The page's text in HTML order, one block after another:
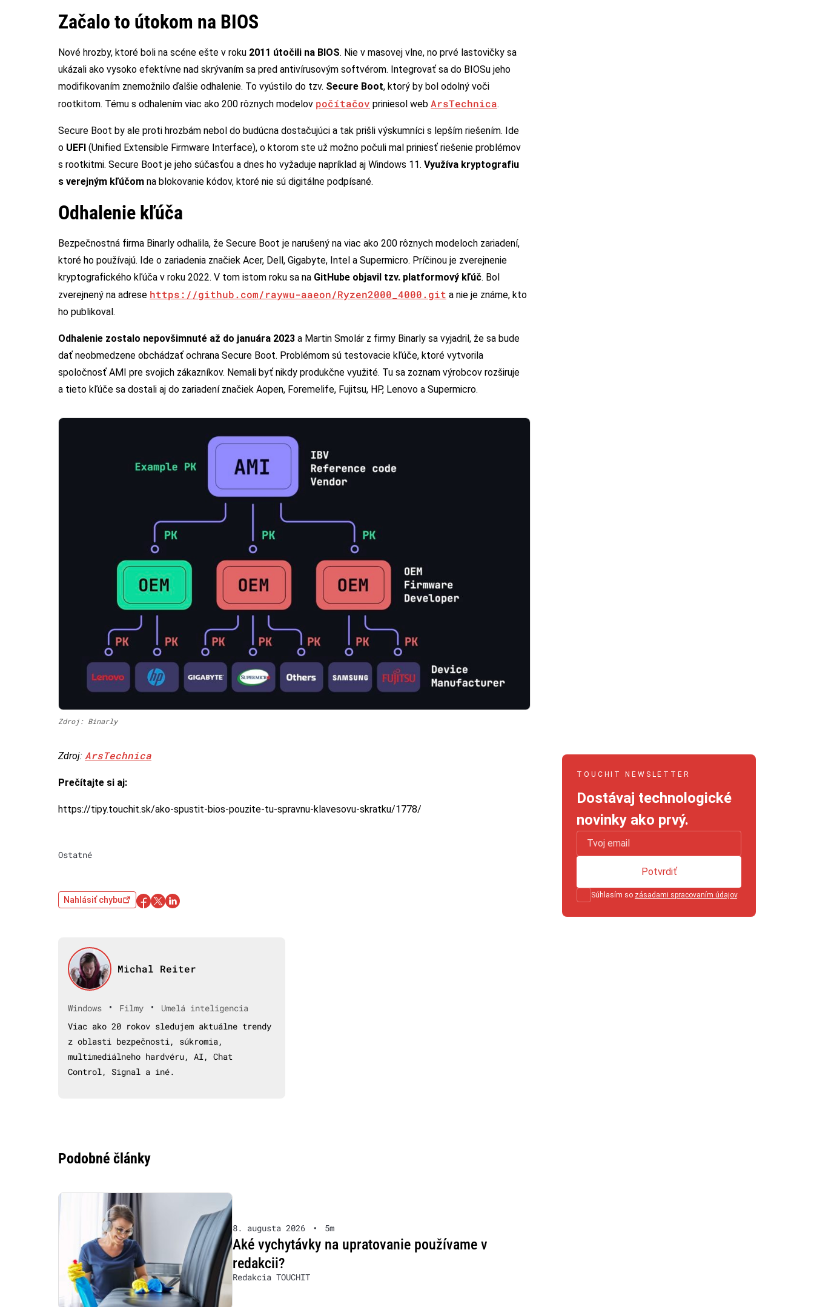
Začalo to útokom na BIOS
Nové hrozby, ktoré boli na scéne ešte v roku 2011 útočili na BIOS. Nie v masovej vlne, no prvé lastovičky sa
ukázali ako vysoko efektívne nad skrývaním sa pred antivírusovým softvérom. Integrovať sa do BIOSu jeho
modifikovaním znemožnilo ďalšie odhalenie. To vyústilo do tzv. Secure Boot, ktorý by bol odolný voči
rootkitom. Tému s odhalením viac ako 200 rôznych modelov počítačov priniesol web ArsTechnica.
Secure Boot by ale proti hrozbám nebol do budúcna dostačujúci a tak prišli výskumníci s lepším riešením. Ide
o UEFI (Unified Extensible Firmware Interface), o ktorom ste už možno počuli mal priniesť riešenie problémov
s rootkitmi. Secure Boot je jeho súčasťou a dnes ho vyžaduje napríklad aj Windows 11. Využíva kryptografiu
s verejným kľúčom na blokovanie kódov, ktoré nie sú digitálne podpísané.
Odhalenie kľúča
Bezpečnostná firma Binarly odhalila, že Secure Boot je narušený na viac ako 200 rôznych modeloch zariadení,
ktoré ho používajú. Ide o zariadenia značiek Acer, Dell, Gigabyte, Intel a Supermicro. Príčinou je zverejnenie
kryptografického kľúča v roku 2022. V tom istom roku sa na GitHube objavil tzv. platformový kľúč. Bol
zverejnený na adrese https://github.com/raywu-aaeon/Ryzen2000_4000.git a nie je známe, kto
ho publikoval.
Odhalenie zostalo nepovšimnuté až do januára 2023 a Martin Smolár z firmy Binarly sa vyjadril, že sa bude
dať neobmedzene obchádzať ochrana Secure Boot. Problémom sú testovacie kľúče, ktoré vytvorila
spoločnosť AMI pre svojich zákazníkov. Nemali byť nikdy produkčne využité. Tu sa zoznam výrobcov rozširuje
a tieto kľúče sa dostali aj do zariadení značiek Aopen, Foremelife, Fujitsu, HP, Lenovo a Supermicro.
Zdroj: Binarly
Zdroj: ArsTechnica
Prečítajte si aj:
https://tipy.touchit.sk/ako-spustit-bios-pouzite-tu-spravnu-klavesovu-skratku/1778/
Ostatné
Nahlásiť chybu
Michal Reiter
Windows • Filmy •
Umelá inteligencia
Viac ako 20 rokov sledujem aktuálne trendy
z oblasti bezpečnosti, súkromia,
multimediálneho hardvéru, AI, Chat
Control, Signal a iné.
Podobné články
8. augusta 2026 • 5m
Aké vychytávky na upratovanie používame v
redakcii?
Redakcia TOUCHIT
TOUCHIT NEWSLETTER
Dostávaj technologické
novinky ako prvý.
Súhlasím so zásadami spracovaním údajov.
Potvrdiť